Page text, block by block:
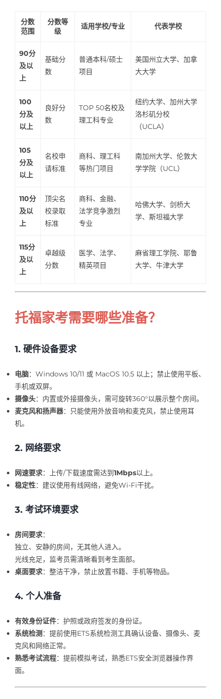
分数
范围
分数等
级
适用学校/专业 代表学校
90分
及以
上
基础分
数
普通本科/硕士
项目
美国州立大学、加拿
大大学
100
分及
以上
良好分
数
TOP 50名校及
理工科专业
纽约大学、加州大学
洛杉矶分校
（UCLA）
105
分及
以上
名校申
请标准
商科、理工科
等热门项目
南加州大学、伦敦大
学学院（UCL）
110分
及以
上
顶尖名
校录取
标准
商科、金融、
法学竞争激烈
专业
哈佛大学、剑桥大
学、斯坦福大学
115分
及以
上
卓越级
分数
医学、法学、
精英项目
麻省理工学院、耶鲁
大学、牛津大学
托福家考需要哪些准备？
1. 硬件设备要求
电脑：Windows 10/11 或 MacOS 10.5 以上；禁止使用平板、
手机或双屏。
摄像头：内置或外接摄像头，需可旋转360°以展示整个房间。
麦克风和扬声器：只能使用外放音响和麦克风，禁止使用耳
机。
2. 网络要求
网速要求：上传/下载速度需达到1Mbps以上。
稳定性：建议使用有线网络，避免Wi-Fi干扰。
3. 考试环境要求
房间要求：
独立、安静的房间，无其他人进入。
光线充足，监考员需清晰看到考生面部。
桌面要求：整洁干净，禁止放置书籍、手机等物品。
4. 个人准备
有效身份证件：护照或政府签发的身份证。
系统检测 ：提前使用ETS系统检测工具确认设备、摄像头、麦
克风和网络正常。
熟悉考试流程：提前模拟考试，熟悉ETS安全浏览器操作界
面。